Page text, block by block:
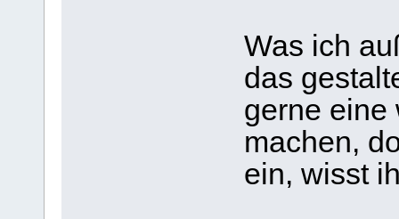
Was ich
das
gerne eine
machen,
ein, wisst